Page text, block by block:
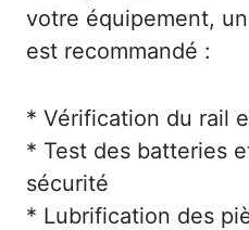
votre équipement,
est recommandé :
* Vérification du rail
* Test des batteries
sécurité
* Lubrification des